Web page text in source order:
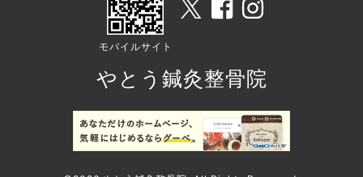
モバイルサイト
やとう鍼灸整骨院